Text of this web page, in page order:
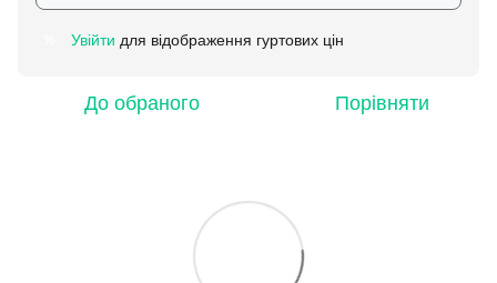
Увійти для відображення гуртових цін
До обраного Порівняти